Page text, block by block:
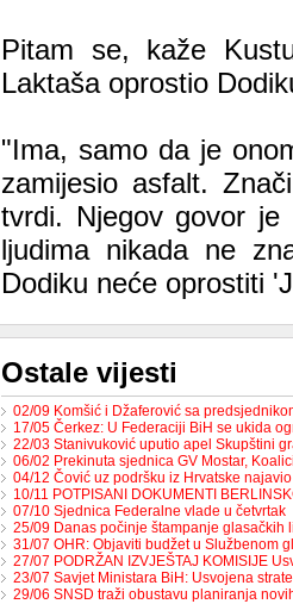
Pitam se, kaže
Laktaša oprostio
"Ima, samo da je
zamijesio asfalt.
tvrdi. Njegov govor
ljudima nikada ne
Dodiku neće oprostiti
Ostale vijesti
02/09 Komšić i Džaferović sa
17/05 Čerkez: U Federaciji BiH se ukida
22/03 Stanivuković uputio apel Skupštini
06/02 Prekinuta sjednica GV Mostar,
04/12 Čović uz podršku iz Hrvatske
10/11 POTPISANI DOKUMENTI
07/10 Sjednica Federalne vlade u četvrtak
25/09 Danas počinje štampanje glasačkih
31/07 OHR: Objaviti budžet u Službenom
27/07 PODRŽAN IZVJEŠTAJ KOMISIJE
23/07 Savjet Ministara BiH: Usvojena
29/06 SNSD traži obustavu planiranja